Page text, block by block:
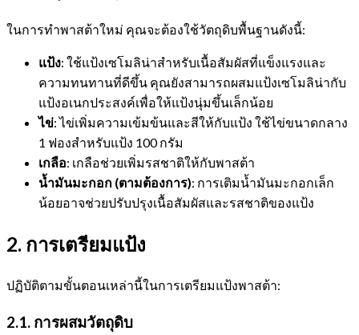
ในการทำพาสต้าใหม่ คุณจะต้องใช้วัตถุดิบพื้นฐานดังนี้:
แป้ง: ใช้แป้งเซโมลิน่าสำหรับเนื้อสัมผัสที่แข็งแรงและ
ความทนทานที่ดีขึ้น คุณยังสามารถผสมแป้งเซโมลิน่ากับ
แป้งอเนกประสงค์เพื่อให้แป้งนุ่มขึ้นเล็กน้อย
ไข่: ไข่เพิ่มความเข้มข้นและสีให้กับแป้ง ใช้ไข่ขนาดกลาง
1 ฟองสำหรับแป้ง 100 กรัม
เกลือ: เกลือช่วยเพิ่มรสชาติให้กับพาสต้า
น้ำมันมะกอก (ตามต้องการ): การเติมน้ำมันมะกอกเล็ก
น้อยอาจช่วยปรับปรุงเนื้อสัมผัสและรสชาติของแป้ง
2. การเตรียมแป้ง
ปฏิบัติตามขั้นตอนเหล่านี้ในการเตรียมแป้งพาสต้า:
2.1. การผสมวัตถุดิบ